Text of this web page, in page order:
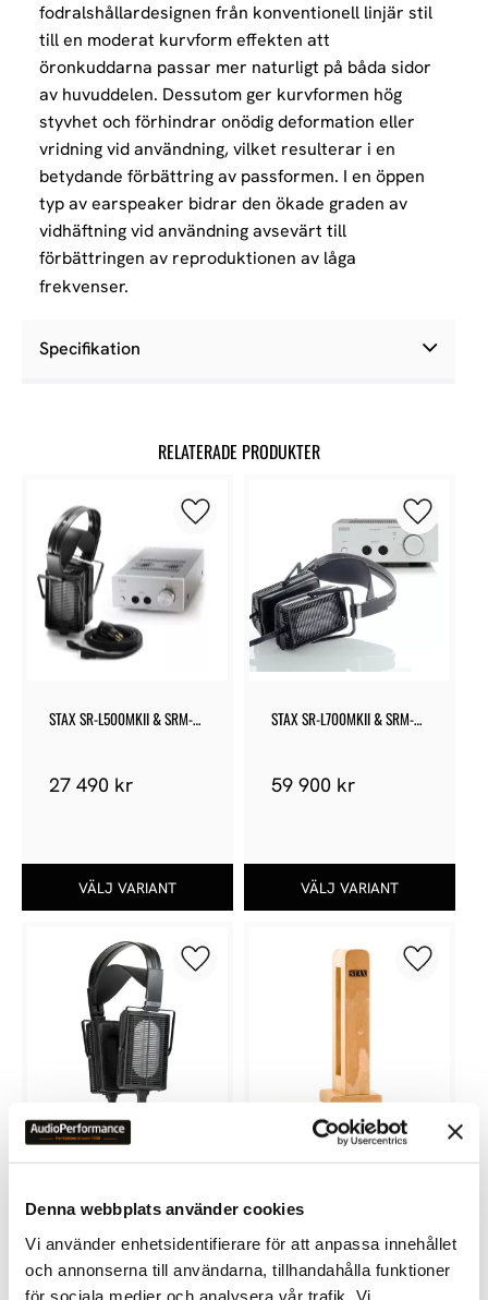
Denna webbplats använder cookies
Vi använder enhetsidentifierare för att anpassa innehållet
och annonserna till användarna, tillhandahålla funktioner
för sociala medier och analysera vår trafik. Vi
fodralshållardesignen från konventionell linjär stil
till en moderat kurvform effekten att
öronkuddarna passar mer naturligt på båda sidor
av huvuddelen. Dessutom ger kurvformen hög
styvhet och förhindrar onödig deformation eller
vridning vid användning, vilket resulterar i en
betydande förbättring av passformen. I en öppen
typ av earspeaker bidrar den ökade graden av
vidhäftning vid användning avsevärt till
förbättringen av reproduktionen av låga
frekvenser.
Specifikation
RELATERADE PRODUKTER
STAX SR-L500MKII & SRM-
27 490 kr
Lägg till i favoriter
STAX SR-L700MKII & SRM-
59 900 kr
Lägg till
STAX SR-L500 MKII
9 990 kr
Lägg till i favoriter
STAX HPS-2 HÖRLURSSTÄLL
2 350
Lägg till